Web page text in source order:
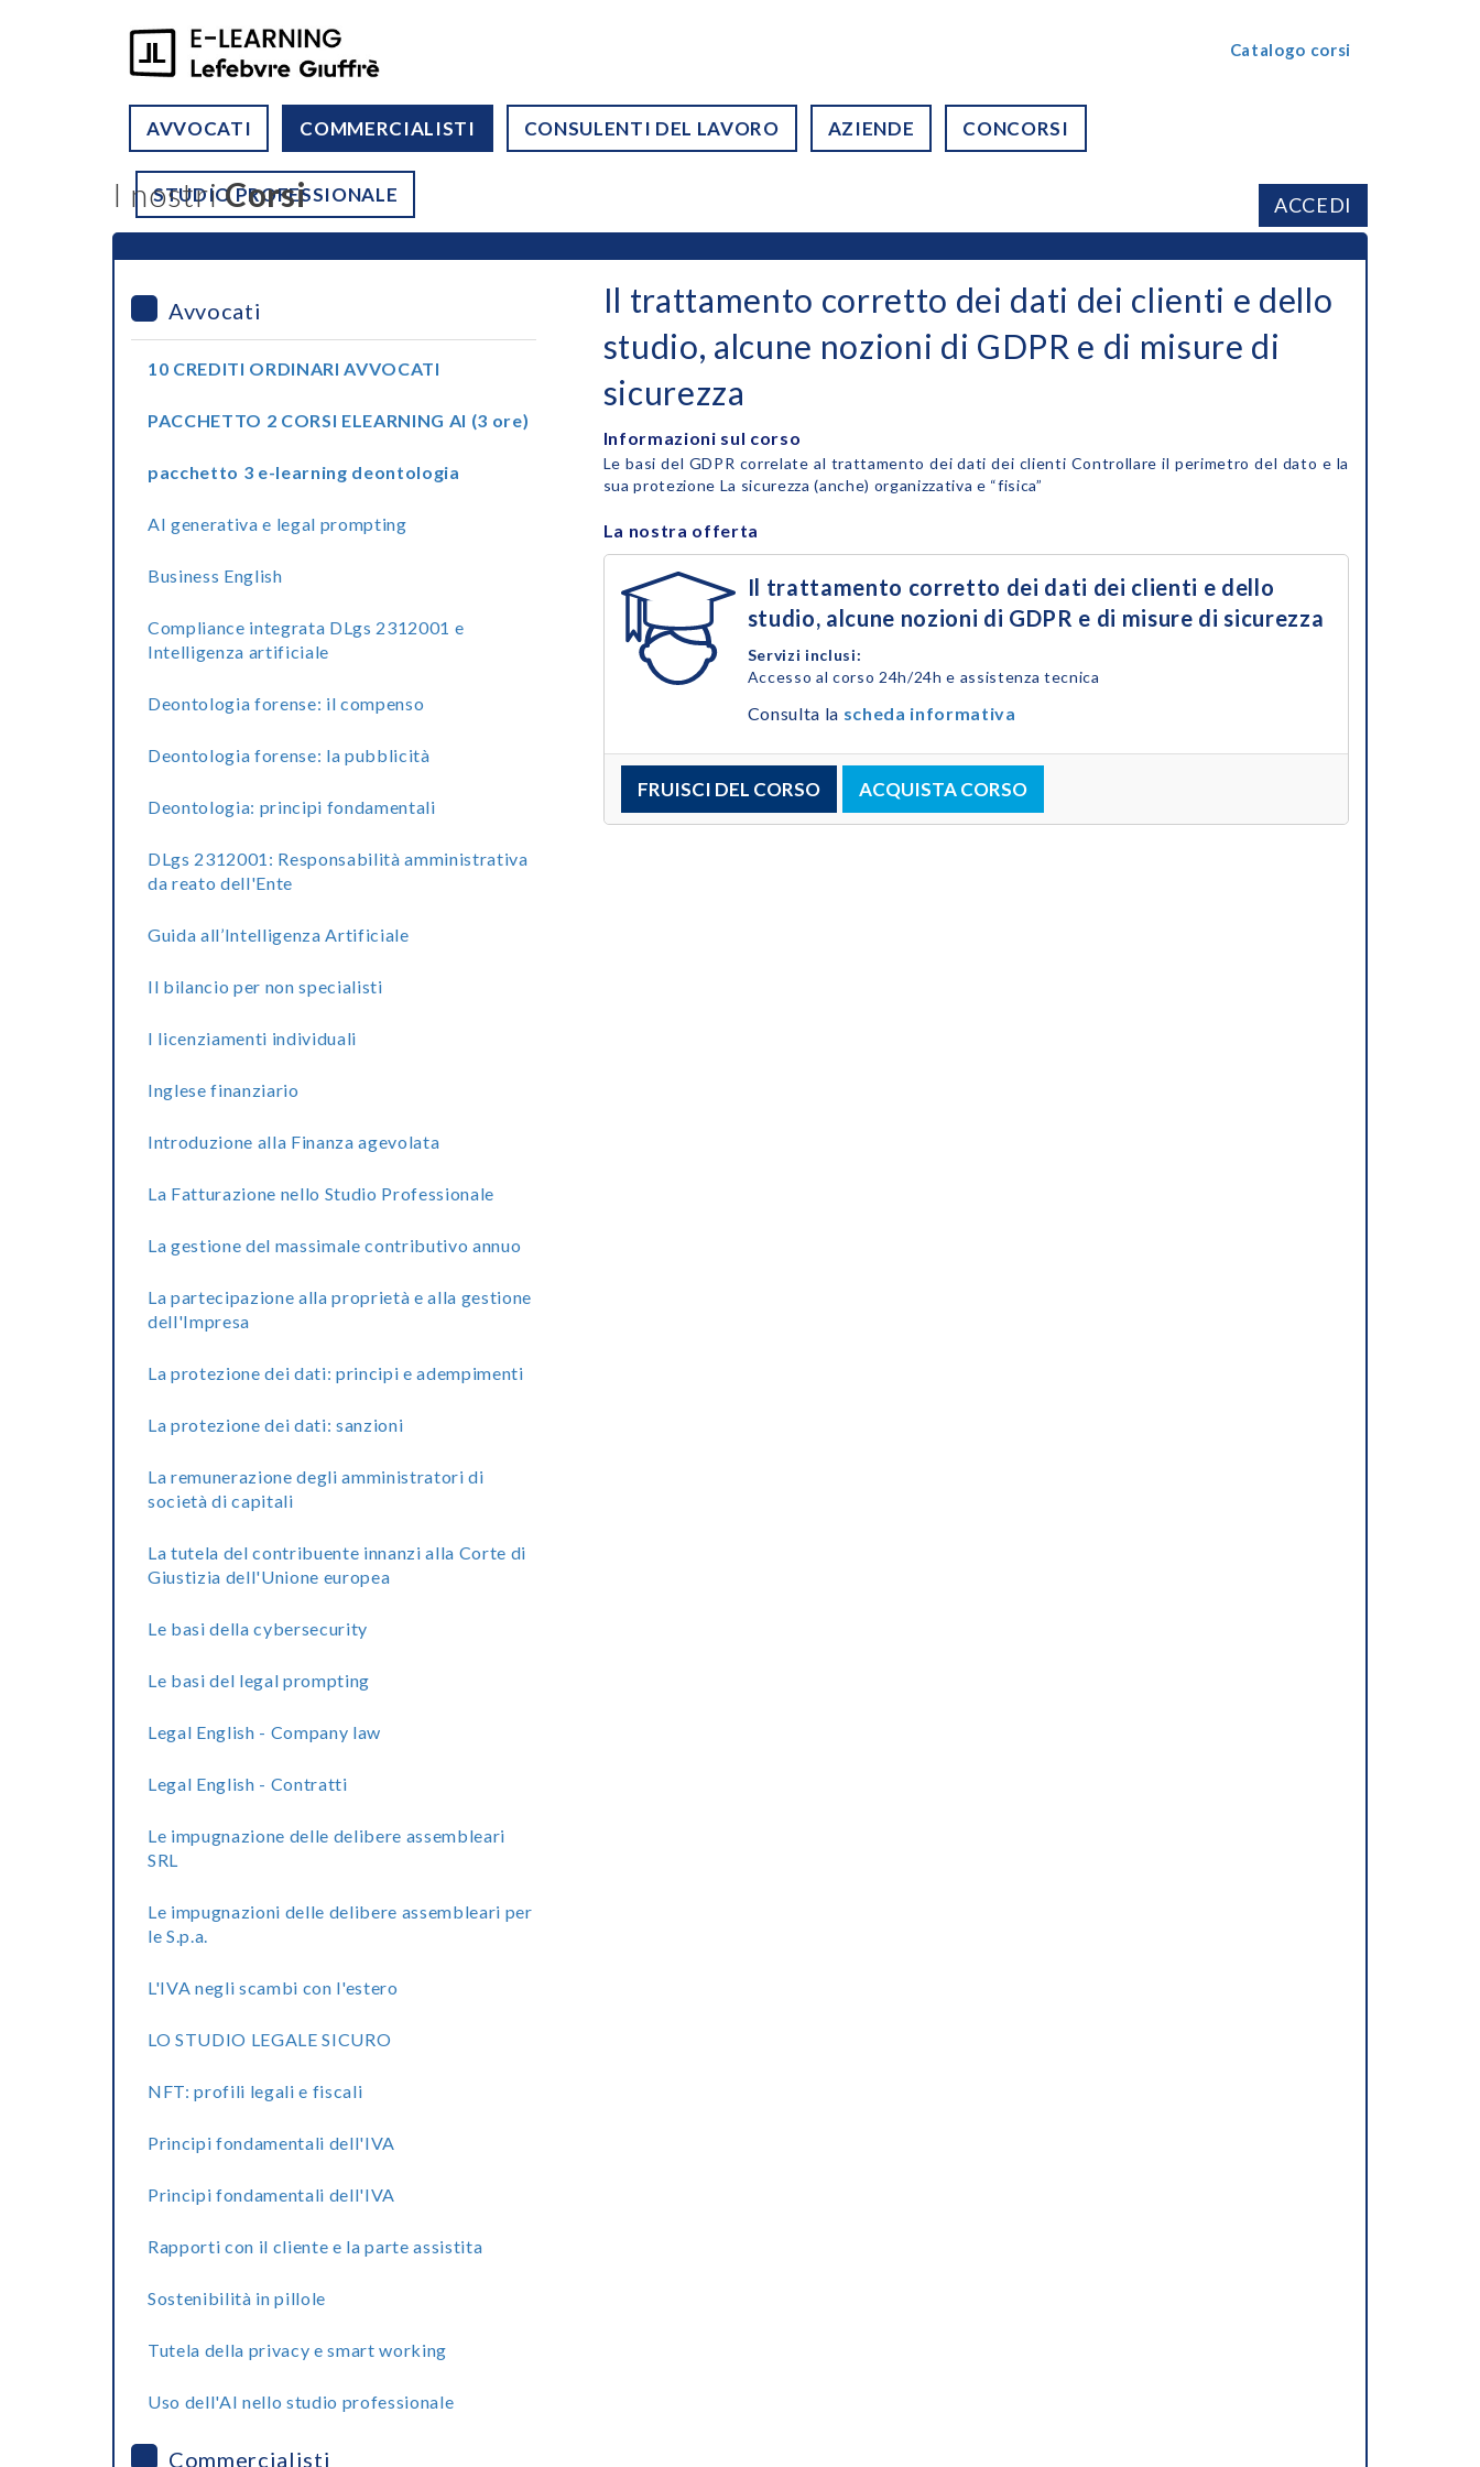
Catalogo corsi
AVVOCATI COMMERCIALISTI CONSULENTI DEL LAVORO AZIENDE CONCORSI
STUDIO PROFESSIONALE
I nostriCorsi ACCEDI
Avvocati
10 CREDITI ORDINARI AVVOCATI
PACCHETTO 2 CORSI ELEARNING AI (3 ore)
pacchetto 3 e-learning deontologia
AI generativa e legal prompting
Business English
Compliance integrata DLgs 2312001 e
Intelligenza artificiale
Deontologia forense: il compenso
Deontologia forense: la pubblicità
Deontologia: principi fondamentali
DLgs 2312001: Responsabilità amministrativa
da reato dell'Ente
Guida all’Intelligenza Artificiale
Il bilancio per non specialisti
I licenziamenti individuali
Inglese finanziario
Introduzione alla Finanza agevolata
La Fatturazione nello Studio Professionale
La gestione del massimale contributivo annuo
La partecipazione alla proprietà e alla gestione
dell'Impresa
La protezione dei dati: principi e adempimenti
La protezione dei dati: sanzioni
La remunerazione degli amministratori di
società di capitali
La tutela del contribuente innanzi alla Corte di
Giustizia dell'Unione europea
Le basi della cybersecurity
Le basi del legal prompting
Legal English - Company law
Legal English - Contratti
Le impugnazione delle delibere assembleari
SRL
Le impugnazioni delle delibere assembleari per
le S.p.a.
L'IVA negli scambi con l'estero
LO STUDIO LEGALE SICURO
NFT: profili legali e fiscali
Principi fondamentali dell'IVA
Principi fondamentali dell'IVA
Rapporti con il cliente e la parte assistita
Sostenibilità in pillole
Tutela della privacy e smart working
Uso dell'AI nello studio professionale
Commercialisti
Il trattamento corretto dei dati dei clienti e dello
studio, alcune nozioni di GDPR e di misure di
sicurezza
Informazioni sul corso
Le basi del GDPR correlate al trattamento dei dati dei clienti Controllare il perimetro del dato e la
sua protezione La sicurezza (anche) organizzativa e “fisica”
La nostra offerta
Il trattamento corretto dei dati dei clienti e dello
studio, alcune nozioni di GDPR e di misure di sicurezza
Servizi inclusi:
Accesso al corso 24h/24h e assistenza tecnica
Consulta la scheda informativa
FRUISCI DEL CORSO ACQUISTA CORSO